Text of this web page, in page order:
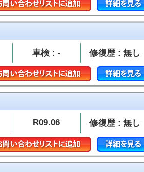
車検 : - 修復歴 : 無し
R09.06 修復歴 : 無し